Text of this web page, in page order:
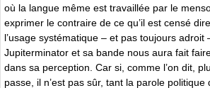
où la langue même est travaillée par le
exprimer le contraire de ce qu’il est censé
l’usage systématique – et pas toujours adroit
Jupiterminator et sa bande nous aura fait
dans sa perception. Car si, comme l’on dit,
passe, il n’est pas sûr, tant la parole politique